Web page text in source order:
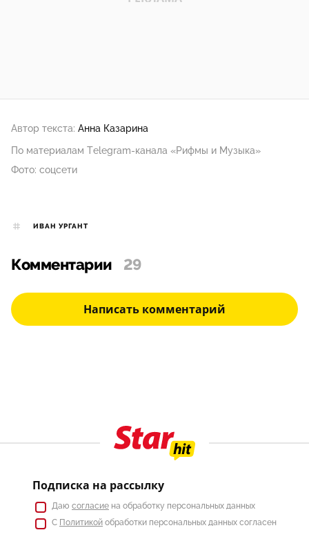
Автор текста: Анна Казарина
По материалам Telegram-канала «Рифмы и Музыка»
Фото: соцсети
ИВАН УРГАНТ
Комментарии 29
Написать комментарий
Подписка на рассылку
Даю согласие на обработку персональных данных
С Политикой обработки персональных данных согласен